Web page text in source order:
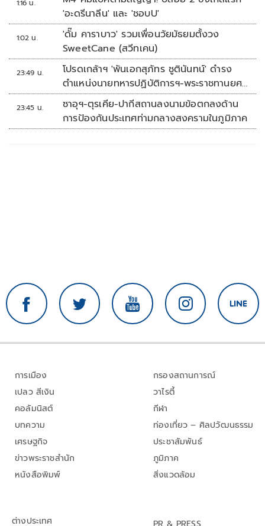
1:16 น.
'อะดรีนาลีน' และ 'ชอบU'
1:02 น.
'ดั๊ม คาราบาว' รวมเพื่อนวัยมัธยมตั้งวง
SweetCane (สวีทเคน)
23:49 น.
โปรดเกล้าฯ 'พันเอกสุภัทร ชูตินันทน์' ดำรง
ตำแหน่งนายทหารปฏิบัติการฯ-พระราชทานยศ
'พลตรี'
23:45 น.
ซาอุฯ-ตุรเคีย-ปากีสถานลงนามข้อตกลงด้าน
การป้องกันประเทศท่ามกลางสงครามในภูมิภาค
การเมือง
เปลว สีเงิน
คอลัมนิสต์
บทความ
เศรษฐกิจ
ข่าวพระราชสำนัก
หนังสือพิมพ์
กรองสถานการณ์
วาไรตี้
กีฬา
ท่องเที่ยว – ศิลปวัฒนธรรม
ประชาสัมพันธ์
ภูมิภาค
สิ่งแวดล้อม
ต่างประเทศ